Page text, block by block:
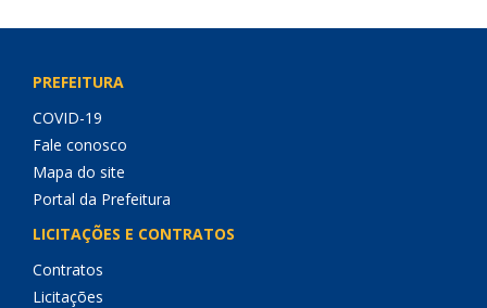
PREFEITURA
COVID-19
Fale conosco
Mapa do site
Portal da Prefeitura
LICITAÇÕES E CONTRATOS
Contratos
Licitações